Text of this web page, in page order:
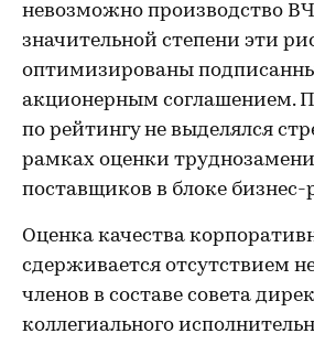
невозможно производство
значительной степени эти
оптимизированы
акционерным соглашением.
по рейтингу не выделялся
рамках оценки
поставщиков в блоке бизнес-
Оценка качества
сдерживается отсутствием
членов в составе совета
коллегиального